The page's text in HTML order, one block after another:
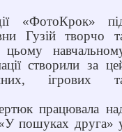
«ФотоКрок»
Гузій творчо
створили за
ігрових
працювала
пошуках друга»